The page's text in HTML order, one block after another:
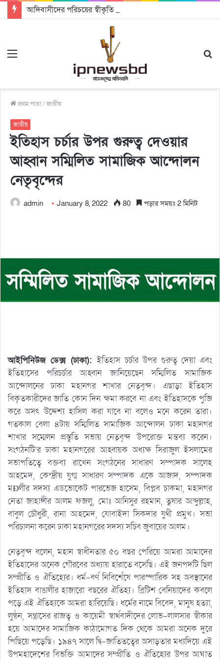
প্রথম পাতা/জাতীয়
জাতীয়
ইতিহাস চর্চার উপর গুরুত্ব দেওয়ার
আহ্বান সম্মিলিত সামাজিক আন্দোলন
নেতৃবৃন্দের
admin January 8, 2022 80 পড়ার সময়ঃ 2 মিনিট
আইপিনিউজ ডেক্স (ঢাকা):ইতিহাস চর্চার উপর গুরুত্ব দেয়া এবং
ইতিহাসের পরিচর্চার আহ্বান জানিয়েছেন সম্মিলিত সামাজিক
আন্দোলনের ঢাকা মহানগর শাখার নেতৃবৃন্দ। এছাড়া ইতিহাস
বিকৃতকারীদের জাতি কোন দিন ক্ষমা করবে না এবং ইতিহাসকে পুজি
করে অসৎ উদ্দেশ্য হাসিল করা যাবে না বলেও মনে করেন তারা।
গতকাল বেলা ৪টায় সম্মিলিত সামাজিক আন্দোলন ঢাকা মহানগর
শাখার সম্মেলন প্রস্তুতি সভায় নেতৃবৃন্দ উপরোক্ত মন্তব্য করেন।
সংগঠনটি’র ঢাকা মহানগরের আহ্বায়ক অধ্যক্ষ সিরাজুল ইসলামের
সভাপতিত্বে বক্তব্য রাখেন সংগঠনের সাধারণ সম্পাদক সালেহ
আহমেদ, কেন্দ্রীয় যুগ্ম সাধারণ সম্পাদক একে আজাদ, সম্পাদক
মÐলীর সদস্য এডভোকেট পারভেজ হাসেম, বিপ্লব চাকমা, মহানগর
নেতা জাহাঙ্গীর আলম ফজলু, মোঃ আনিসুর রহমান, তুষার আব্দুল্লাহ,
বাবুল চৌধুরী, রানা আহমেদ, যোবাইদা সিকদার যুথী প্রমুখ। সভা
পরিচালনা করেন ঢাকা মহানগরের সদস্য সচিব জুবায়ের আলম।
নেতৃবৃন্দ বলেন, মহান স্বাধীনতার ৫০ বছর পেরিয়ে আমরা আমাদের
ইতিহাসের অনেক গৌরবের অধ্যায় হারাতে বসেছি। এই জনপদটি ছিল
সম্প্রীতি ও ঐতিহ্যের। ধর্ম-বর্ণ নিবির্শেষে পারস্পারিক সহ অবস্থানের
ইতিহাস বাঙালীর হাজারো বছরের ঐতিহ্য। ব্রিটিশ বেনিয়াদের কবলে
পড়ে এই ঐতিহ্যকে আমরা হারিয়েছি। ধর্মের নামে বিবেদ, মানুষ হত্যা,
লুন্ঠন, সন্ত্রাসের রাজত্ব ও কায়েমী স্বার্থবাদীদের লোভ-লালসার স্বীকার
হয়ে আমাদের সামাজিক কাঠামোগত দিক থেকে আমরা অনেক দুরে
পিছিয়ে পড়েছি। ১৯৪৭ সালে দ্বি-জাতিতত্বের অসাড়তার মধ্যদিয়ে এই
উপমহাদেশের বিভক্তি আমাদের সম্প্রীতি ও ঐতিহ্যের উপর আঘাত